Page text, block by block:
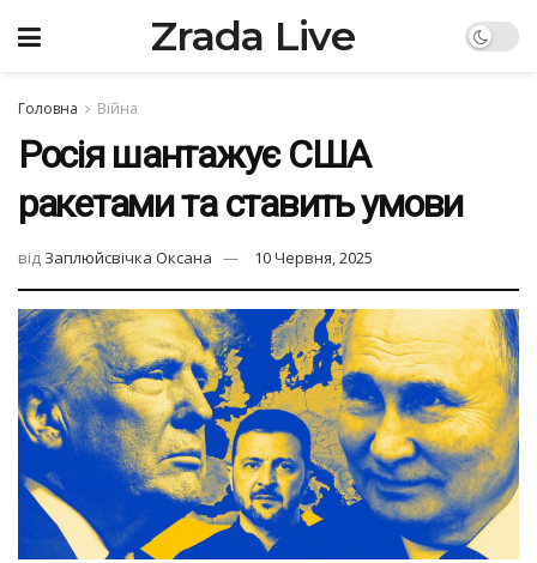
Zrada Live
Головна Війна
Росія шантажує США
ракетами та ставить умови
від Заплюйсвічка Оксана 10 Червня, 2025